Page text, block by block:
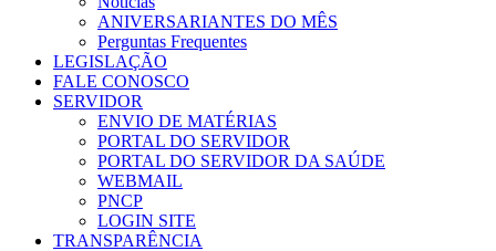
ANIVERSARIANTES DO MÊS
Perguntas Frequentes
LEGISLAÇÃO
FALE CONOSCO
SERVIDOR
ENVIO DE MATÉRIAS
PORTAL DO SERVIDOR
PORTAL DO SERVIDOR DA SAÚDE
WEBMAIL
PNCP
LOGIN SITE
TRANSPARÊNCIA